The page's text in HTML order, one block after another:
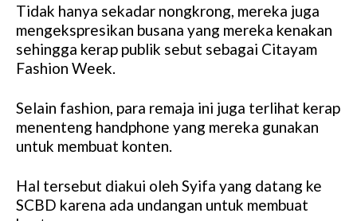
Tidak hanya sekadar nongkrong, mereka juga
mengekspresikan busana yang mereka kenakan
sehingga kerap publik sebut sebagai Citayam
Fashion Week.
Selain fashion, para remaja ini juga terlihat kerap
menenteng handphone yang mereka gunakan
untuk membuat konten.
Hal tersebut diakui oleh Syifa yang datang ke
SCBD karena ada undangan untuk membuat